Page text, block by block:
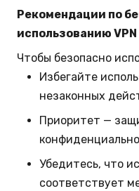
Рекомендации по
использованию VPN
Чтобы безопасно
Избегайте
незаконных
Приоритет —
Убедитесь, что
соответствует